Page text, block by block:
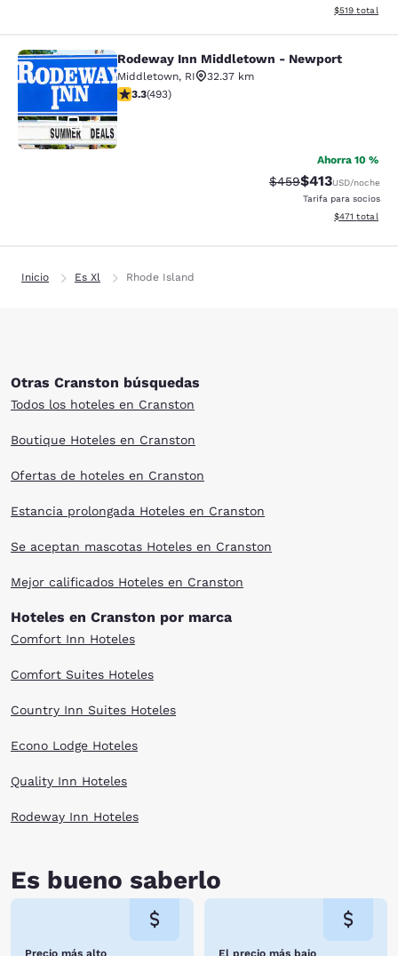
Ver detalles
$519 total
Rodeway Inn Middletown -
51
Rodeway Inn Middletown - Newport
Middletown, RI
32.37 km
calificación de 3.26 estrellas. Bueno. 493 reseñas
3.3(493)
Ahorra 10 %
Precio tachado:
$459Precio con
$413USD/noche
Tarifa para socios
Ver detalles
$471 total
Inicio Es Xl Rhode Island
Otras Cranston búsquedas
Todos los hoteles en Cranston
Boutique Hoteles en Cranston
Ofertas de hoteles en Cranston
Estancia prolongada Hoteles en Cranston
Se aceptan mascotas Hoteles en Cranston
Mejor calificados Hoteles en Cranston
Hoteles en Cranston por marca
Comfort Inn Hoteles
Comfort Suites Hoteles
Country Inn Suites Hoteles
Econo Lodge Hoteles
Quality Inn Hoteles
Rodeway Inn Hoteles
Es bueno saberlo
Precio más alto El precio más bajo